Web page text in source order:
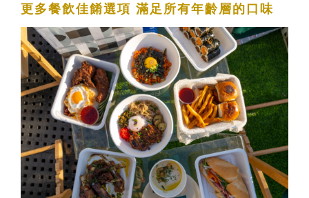
更多餐飲佳餚選項 滿足所有年齡層的口味